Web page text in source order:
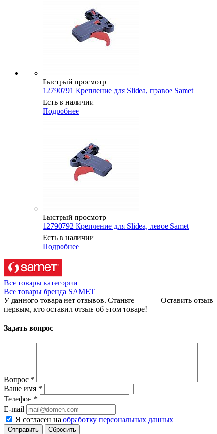
Быстрый просмотр
12790791 Крепление для Slidea, правое Samet
Есть в наличии
Подробнее
Быстрый просмотр
12790792 Крепление для Slidea, левое Samet
Есть в наличии
Подробнее
Все товары категории
Все товары бренда SAMET
Оставить отзыв
У данного товара нет отзывов. Станьте
первым, кто оставил отзыв об этом товаре!
Задать вопрос
Вопрос *
Ваше имя *
Телефон *
E-mail
Я согласен на обработку персональных данных
Сбросить